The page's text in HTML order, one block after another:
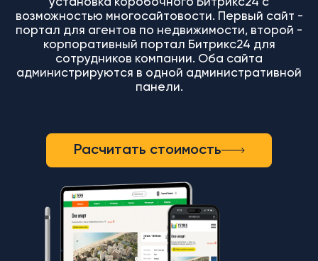
установка коробочного Битрикс24 с
возможностью многосайтовости. Первый сайт -
портал для агентов по недвижимости, второй -
корпоративный портал Битрикс24 для
сотрудников компании. Оба сайта
администрируются в одной административной
панели.
Расчитать стоимость